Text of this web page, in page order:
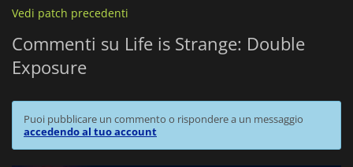
Vedi patch precedenti
Commenti su Life is Strange: Double
Exposure
Puoi pubblicare un commento o rispondere a un messaggio
accedendo al tuo account